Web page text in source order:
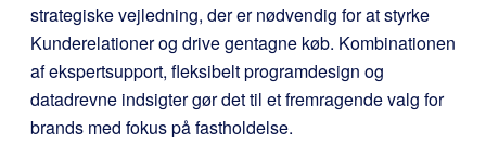
strategiske vejledning, der er nødvendig for at styrke
Kunderelationer og drive gentagne køb. Kombinationen
af ekspertsupport, fleksibelt programdesign og
datadrevne indsigter gør det til et fremragende valg for
brands med fokus på fastholdelse.